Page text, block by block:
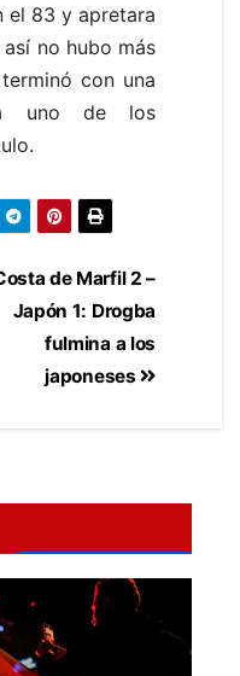
el 83 y apretara
no hubo más
con una
uno de los
de Marfil 2 –
Japón 1: Drogba
fulmina a los
japoneses